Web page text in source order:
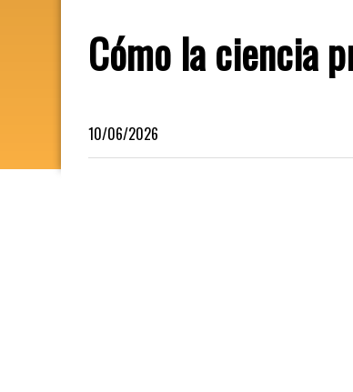
Cómo la ciencia
10/06/2026